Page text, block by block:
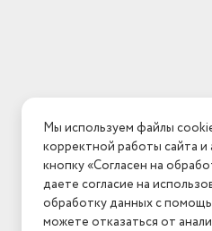
Мы используем файлы
корректной работы сайта
кнопку «Согласен на
даете согласие на
обработку данных с
можете отказаться от